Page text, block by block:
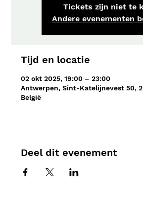
Tickets zijn niet te
Andere evenementen
Tijd en locatie
02 okt 2025, 19:00 – 23:00
Antwerpen, Sint-Katelijnevest 50,
België
Deel dit evenement